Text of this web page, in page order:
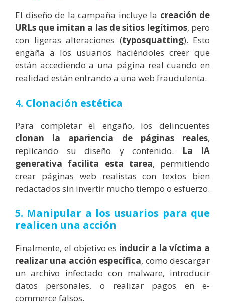
El diseño de la campaña incluye la creación de
URLs que imitan a las de sitios legítimos, pero
con ligeras alteraciones (typosquatting). Esto
engaña a los usuarios haciéndoles creer que
están accediendo a una página real cuando en
realidad están entrando a una web fraudulenta.
4. Clonación estética
Para completar el engaño, los delincuentes
clonan la apariencia de páginas reales,
replicando su diseño y contenido.
La IA
generativa facilita esta tarea, permitiendo
crear páginas web realistas con textos bien
redactados sin invertir mucho tiempo o esfuerzo.
5. Manipular a los usuarios para que
realicen una acción
Finalmente, el objetivo es inducir a la víctima a
realizar una acción específica, como descargar
un archivo infectado con malware, introducir
datos personales, o realizar pagos en e-
commerce falsos.